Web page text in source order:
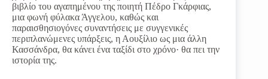
βιβλίο του αγαπημένου της ποιητή Πέδρο Γκάρφιας,
μια φωνή φύλακα Άγγελου, καθώς και
παραισθησιογόνες συναντήσεις με συγγενικές
περιπλανώμενες υπάρξεις, η Αουξίλιο ως μια άλλη
Κασσάνδρα, θα κάνει ένα ταξίδι στο χρόνο· θα πει την
ιστορία της.